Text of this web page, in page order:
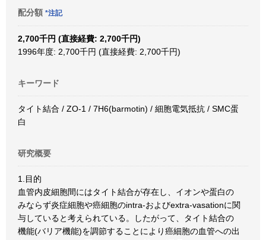
配分額 *注記
2,700千円 (直接経費: 2,700千円)
1996年度: 2,700千円 (直接経費: 2,700千円)
キーワード
タイト結合 / ZO-1 / 7H6(barmotin) / 細胞電気抵抗 / SMC蛋
白
研究概要
1.目的
血管内皮細胞間にはタイト結合が存在し、イオンや蛋白の
みならず炎症細胞や癌細胞のintra-およびextra-vasationに関
与していると考えられている。したがって、タイト結合の
機能(バリア機能)を調節することにより癌細胞の血管への出